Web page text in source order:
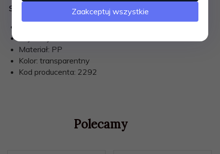
Specyfikacja:
Materiał: PP
Kolor: transparentny
Kod producenta: 2292
Polecamy
Zaakceptuj wszystkie